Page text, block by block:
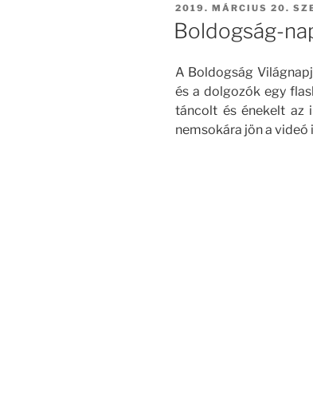
BEKÜLDVE:
2019. MÁRCIUS 20.
Boldogság-
A Boldogság
és a dolgozók egy
táncolt és énekelt az
nemsokára jön a videó